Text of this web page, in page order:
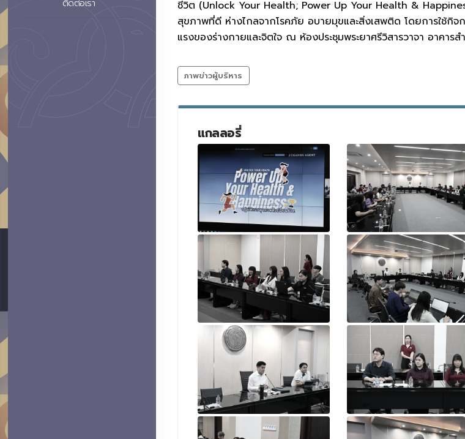
ติดต่อเรา
ชีวิต (Unlock Your Health; Power Up Your Health &
สุขภาพที่ดี ห่างไกลจากโรคภัย อบายมุขและสิ่งเสพติด โดยการใช้กิ
แรงของร่างกายและจิตใจ ณ ห้องประชุมพระยาศรีวิสารวาจา อาคา
ภาพข่าวผู้บริหาร
แกลลอรี่